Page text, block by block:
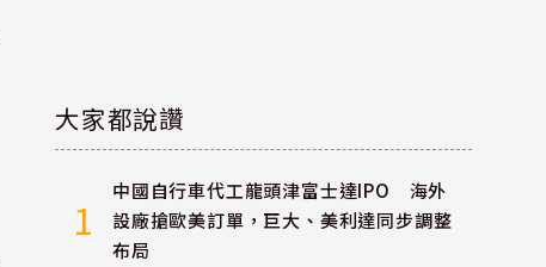
大家都說讚
1
中國自行車代工龍頭津富士達IPO 海外
設廠搶歐美訂單，巨大、美利達同步調整
布局